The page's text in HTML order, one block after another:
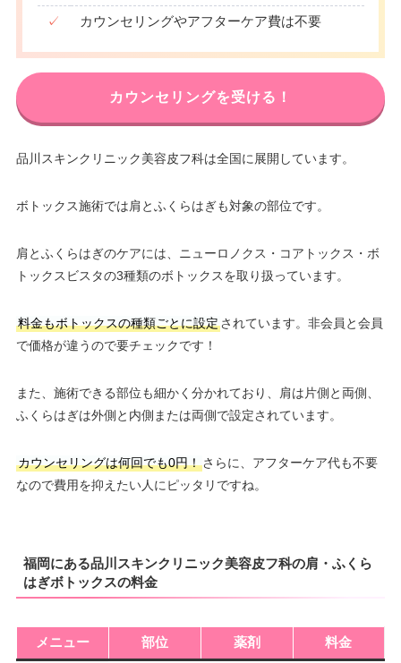
✓ カウンセリングやアフターケア費は不要
カウンセリングを受ける！
品川スキンクリニック美容皮フ科は全国に展開しています。
ボトックス施術では肩とふくらはぎも対象の部位です。
肩とふくらはぎのケアには、ニューロノクス・コアトックス・ボ
トックスビスタの3種類のボトックスを取り扱っています。
料金もボトックスの種類ごとに設定されています。非会員と会員
で価格が違うので要チェックです！
また、施術できる部位も細かく分かれており、肩は片側と両側、
ふくらはぎは外側と内側または両側で設定されています。
カウンセリングは何回でも0円！さらに、アフターケア代も不要
なので費用を抑えたい人にピッタリですね。
福岡にある品川スキンクリニック美容皮フ科の肩・ふくら
はぎボトックスの料金
メニュー 部位 薬剤 料金